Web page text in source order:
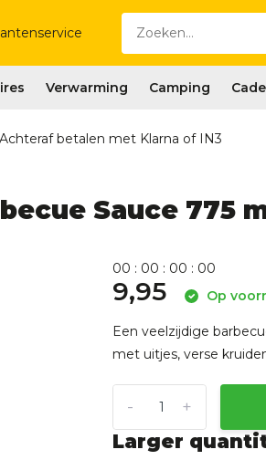
Verwarming Camping
Achteraf betalen met Klarna of IN3
Sauce 775
00 : 00 : 00 : 00
9,95 Op
Een veelzijdige
met uitjes, verse
+
-
Larger